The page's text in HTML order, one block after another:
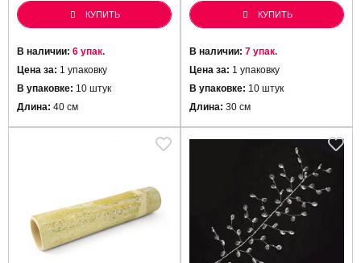
КУПИТЬ
В наличии: 6 упак.
Цена за: 1 упаковку
В упаковке: 10 штук
Длина: 40 см
КУПИТЬ
В наличии: 7 упак.
Цена за: 1 упаковку
В упаковке: 10 штук
Длина: 30 см